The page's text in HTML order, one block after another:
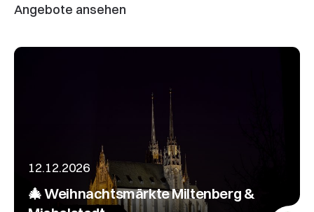
Angebote ansehen
12.12.2026
🎄 Weihnachtsmärkte Miltenberg &